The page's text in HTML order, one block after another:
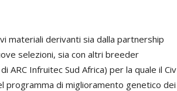
materiali derivanti sia dalla partnership
selezioni, sia con altri breeder
ARC Infruitec Sud Africa) per la quale il Civ
programma di miglioramento genetico dei